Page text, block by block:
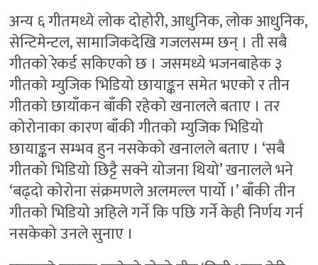
अन्य ६ गीतमध्ये लोक दोहोरी, आधुनिक, लोक आधुनिक,
सेन्टिमेन्टल, सामाजिकदेखि गजलसम्म छन् । ती सबै
गीतको रेकर्ड सकिएको छ । जसमध्ये भजनबाहेक ३
गीतको म्युजिक भिडियो छायाङ्कन समेत भएको र तीन
गीतको छायाँकन बाँकी रहेको खनालले बताए । तर
कोरोनाका कारण बाँकी गीतको म्युजिक भिडियो
छायाङ्कन सम्भव हुन नसकेको खनालले बताए । ‘सबै
गीतको भिडियो छिट्टै सक्ने योजना थियो’ खनालले भने
‘बढ्दो कोरोना संक्रमणले अलमल्ल पार्यो ।’ बाँकी तीन
गीतको भिडियो अहिले गर्ने कि पछि गर्ने केही निर्णय गर्न
नसकेको उनले सुनाए ।